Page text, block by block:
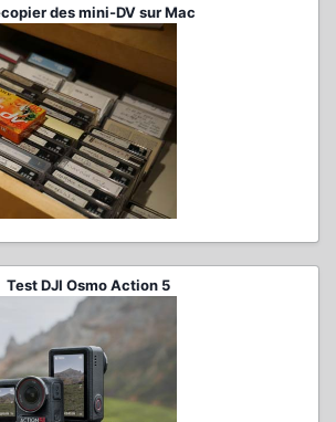
des mini-DV sur Mac
Test DJI Osmo Action 5